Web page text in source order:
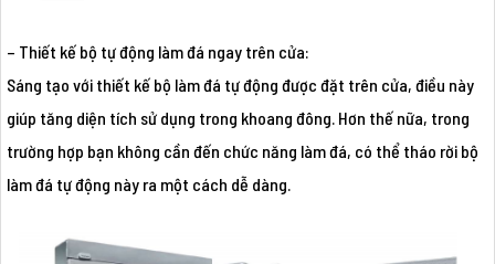
– Thiết kế bộ tự động làm đá ngay trên cửa:
Sáng tạo với thiết kế bộ làm đá tự động được đặt trên cửa, điều này
giúp tăng diện tích sử dụng trong khoang đông. Hơn thế nữa, trong
trường hợp bạn không cần đến chức năng làm đá, có thể tháo rời bộ
làm đá tự động này ra một cách dễ dàng.